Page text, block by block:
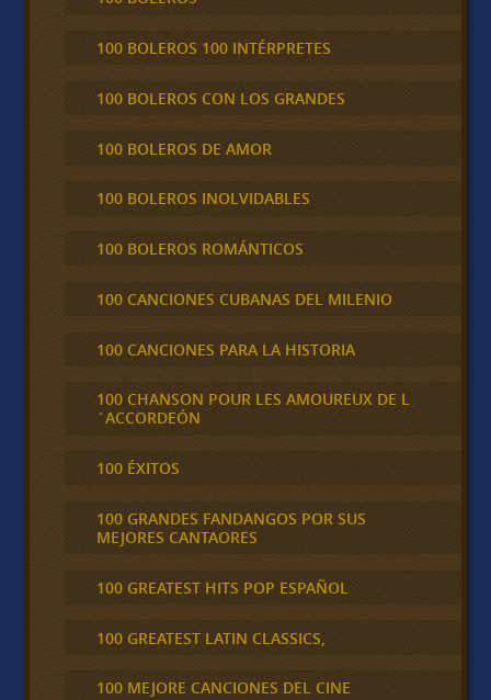
100 BOLEROS 100 INTÉRPRETES
100 BOLEROS CON LOS GRANDES
100 BOLEROS DE AMOR
100 BOLEROS INOLVIDABLES
100 BOLEROS ROMÁNTICOS
100 CANCIONES CUBANAS DEL MILENIO
100 CANCIONES PARA LA HISTORIA
100 CHANSON POUR LES AMOUREUX DE L
´ACCORDEÓN
100 ÉXITOS
100 GRANDES FANDANGOS POR SUS
MEJORES CANTAORES
100 GREATEST HITS POP ESPAÑOL
100 GREATEST LATIN CLASSICS,
100 MEJORE CANCIONES DEL CINE